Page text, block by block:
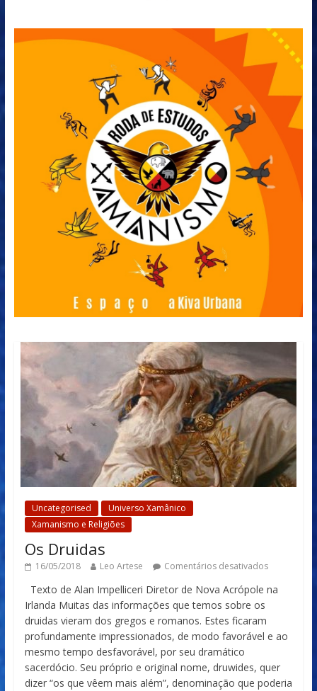
Uncategorised
Universo Xamânico
Xamanismo e Religiões
Os Druidas
16/05/2018 Leo Artese Comentários desativados
Texto de Alan Impelliceri Diretor de Nova Acrópole na
Irlanda Muitas das informações que temos sobre os
druidas vieram dos gregos e romanos. Estes ficaram
profundamente impressionados, de modo favorável e ao
mesmo tempo desfavorável, por seu dramático
sacerdócio. Seu próprio e original nome, druwides, quer
dizer “os que vêem mais além”, denominação que poderia